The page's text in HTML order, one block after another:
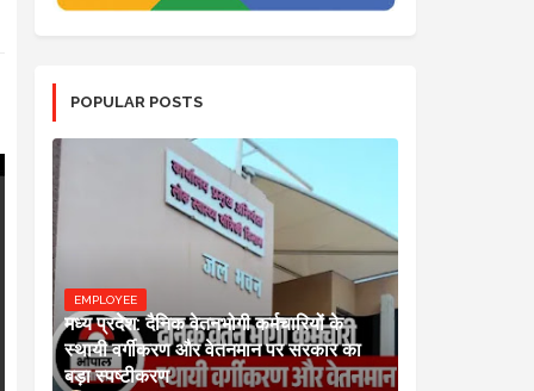
POPULAR POSTS
EMPLOYEE
मध्य प्रदेश: दैनिक वेतनभोगी कर्मचारियों के
स्थायी वर्गीकरण और वेतनमान पर सरकार का
बड़ा स्पष्टीकरण